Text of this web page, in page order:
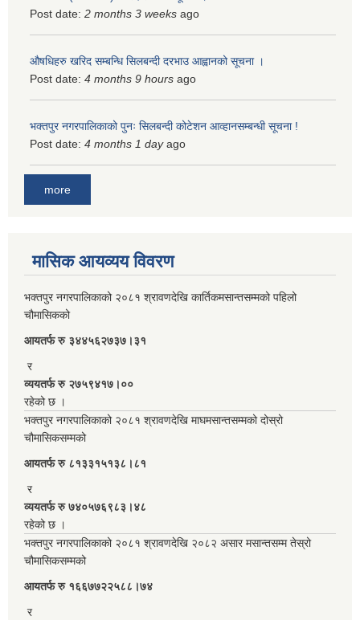
Post date: 2 months 3 weeks ago
औषधिहरु खरिद सम्बन्धि सिलबन्दी दरभाउ आह्वानको सूचना ।
Post date: 4 months 9 hours ago
भक्तपुर नगरपालिकाको पुनः सिलबन्दी कोटेशन आव्हानसम्बन्धी सूचना !
Post date: 4 months 1 dayago
more
मासिक आयव्यय विवरण
भक्तपुर नगरपालिकाको २०८१ श्रावणदेखि कार्तिकमसान्तसम्मको पहिलो
चौमासिकको
आयतर्फ रु‌ ३४४५६२७३७।३१
र
व्ययतर्फ रु २७५९४१७।००
रहेको छ ।
भक्तपुर नगरपालिकाको २०८१ श्रावणदेखि माघमसान्तसम्मको दोस्रो
चौमासिकसम्मको
आयतर्फ रु‌ ८१३३१५१३८।८१
र
व्ययतर्फ रु ७४०५७६९८३।४८
रहेको छ ।
भक्तपुर नगरपालिकाको २०८१ श्रावणदेखि २०८२ असार मसान्तसम्म तेस्रो
चौमासिकसम्मको
आयतर्फ रु‌ १६६७७२२५८८।७४
र